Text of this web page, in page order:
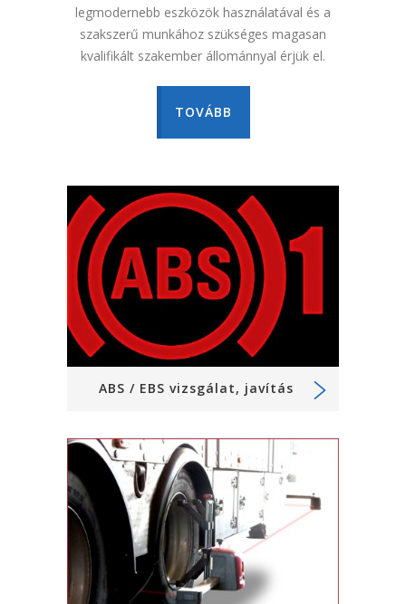
legmodernebb eszközök használatával és a
szakszerű munkához szükséges magasan
kvalifikált szakember állománnyal érjük el.
TOVÁBB
ABS / EBS vizsgálat, javítás